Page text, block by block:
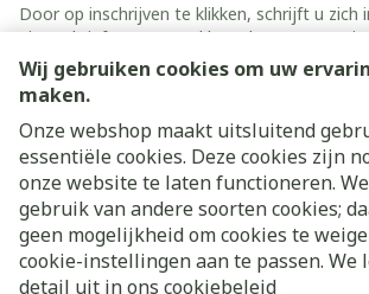
Wij gebruiken cookies om uw
maken.
Onze webshop maakt uitsluitend
essentiële cookies. Deze cookies zijn
onze website te laten functioneren.
gebruik van andere soorten cookies;
geen mogelijkheid om cookies te
cookie-instellingen aan te passen. We
detail uit in ons cookiebeleid
Door op inschrijven te klikken, schrijft u zich
nieuwsbrief en gaat u akkoord met onze
Juridische links